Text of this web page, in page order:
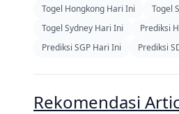
Togel Hongkong Hari Ini
Togel
Togel Sydney Hari Ini
Prediksi
Prediksi SGP Hari Ini
Prediksi
Rekomendasi